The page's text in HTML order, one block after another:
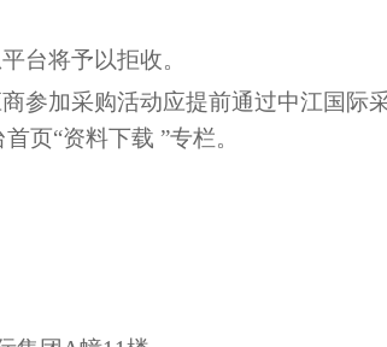
台将予以拒收。
参加采购活动应提前通过中江国际
页“资料下载 ”专栏。